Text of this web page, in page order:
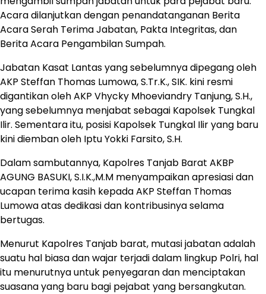
Acara dilanjutkan dengan penandatanganan Berita
Acara Serah Terima Jabatan, Pakta Integritas, dan
Berita Acara Pengambilan Sumpah.
Jabatan Kasat Lantas yang sebelumnya dipegang oleh
AKP Steffan Thomas Lumowa, S.Tr.K., SIK. kini resmi
digantikan oleh AKP Vhycky Mhoeviandry Tanjung, S.H.,
yang sebelumnya menjabat sebagai Kapolsek Tungkal
Ilir. Sementara itu, posisi Kapolsek Tungkal Ilir yang baru
kini diemban oleh Iptu Yokki Farsito, S.H.
Dalam sambutannya, Kapolres Tanjab Barat AKBP
AGUNG BASUKI, S.I.K.,M.M menyampaikan apresiasi dan
ucapan terima kasih kepada AKP Steffan Thomas
Lumowa atas dedikasi dan kontribusinya selama
bertugas.
Menurut Kapolres Tanjab barat, mutasi jabatan adalah
suatu hal biasa dan wajar terjadi dalam lingkup Polri, hal
itu menurutnya untuk penyegaran dan menciptakan
suasana yang baru bagi pejabat yang bersangkutan.